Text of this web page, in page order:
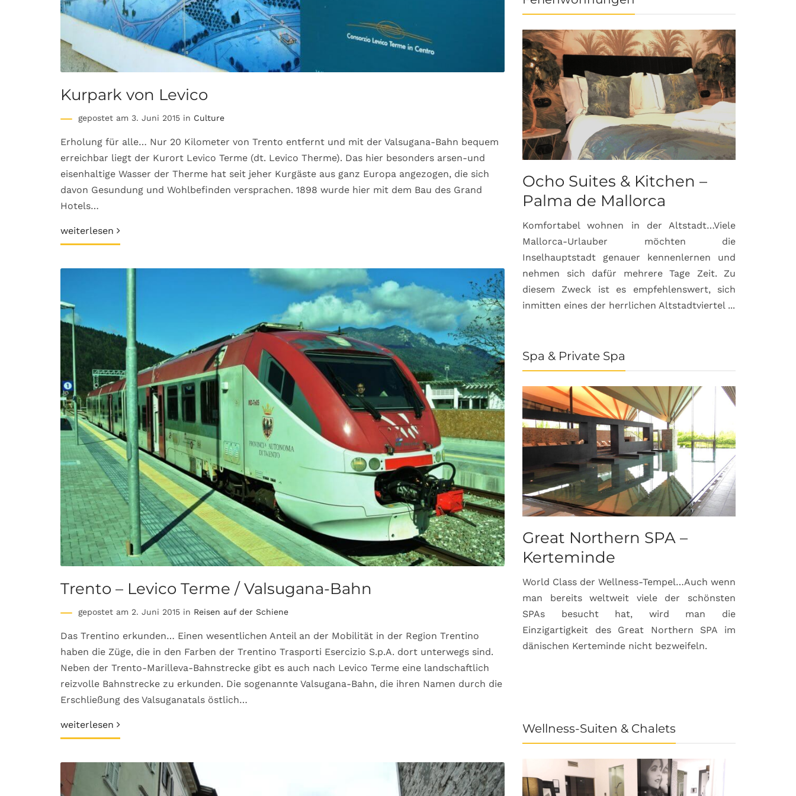
Kurpark von Levico
gepostet am 3. Juni 2015 in Culture
Erholung für alle… Nur 20 Kilometer von Trento entfernt und mit der Valsugana-Bahn bequem
erreichbar liegt der Kurort Levico Terme (dt. Levico Therme). Das hier besonders arsen-und
eisenhaltige Wasser der Therme hat seit jeher Kurgäste aus ganz Europa angezogen, die sich
davon Gesundung und Wohlbefinden versprachen. 1898 wurde hier mit dem Bau des Grand
Hotels…
weiterlesen
Trento – Levico Terme / Valsugana-Bahn
gepostet am 2. Juni 2015 in Reisen auf der Schiene
Das Trentino erkunden… Einen wesentlichen Anteil an der Mobilität in der Region Trentino
haben die Züge, die in den Farben der Trentino Trasporti Esercizio S.p.A. dort unterwegs sind.
Neben der Trento-Marilleva-Bahnstrecke gibt es auch nach Levico Terme eine landschaftlich
reizvolle Bahnstrecke zu erkunden. Die sogenannte Valsugana-Bahn, die ihren Namen durch die
Erschließung des Valsuganatals östlich…
weiterlesen
Ocho Suites & Kitchen –
Palma de Mallorca
Komfortabel wohnen in der Altstadt…Viele
Mallorca-Urlauber möchten die
Inselhauptstadt genauer kennenlernen und
nehmen sich dafür mehrere Tage Zeit. Zu
diesem Zweck ist es empfehlenswert, sich
inmitten eines der herrlichen Altstadtviertel ...
Spa & Private Spa
Great Northern SPA –
Kerteminde
World Class der Wellness-Tempel…Auch wenn
man bereits weltweit viele der schönsten
SPAs besucht hat, wird man die
Einzigartigkeit des Great Northern SPA im
dänischen Kerteminde nicht bezweifeln.
Wellness-Suiten & Chalets